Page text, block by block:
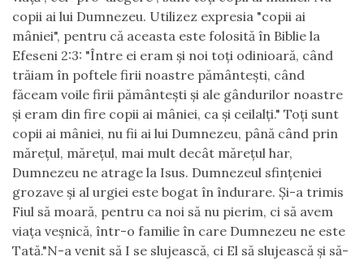
copii ai lui Dumnezeu. Utilizez expresia "copii ai
mâniei", pentru că aceasta este folosită în Biblie la
Efeseni 2:3: "Între ei eram și noi toți odinioară, când
trăiam în poftele firii noastre pământești, când
făceam voile firii pământești și ale gândurilor noastre
și eram din fire copii ai mâniei, ca și ceilalți." Toți sunt
copii ai mâniei, nu fii ai lui Dumnezeu, până când prin
mărețul, mărețul, mai mult decât mărețul har,
Dumnezeu ne atrage la Isus. Dumnezeul sfințeniei
grozave și al urgiei este bogat în îndurare. Și-a trimis
Fiul să moară, pentru ca noi să nu pierim, ci să avem
viața veșnică, într-o familie în care Dumnezeu ne este
Tată."N-a venit să I se slujească, ci El să slujească și să-